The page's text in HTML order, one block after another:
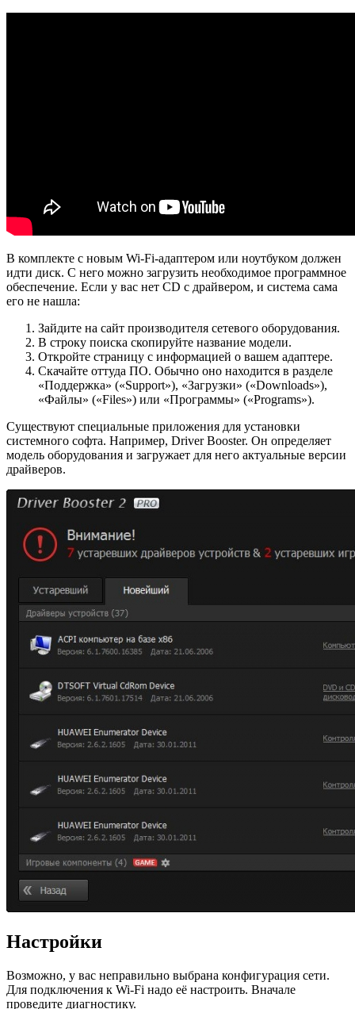
В комплекте с новым Wi-Fi-адаптером или ноутбуком должен
идти диск. С него можно загрузить необходимое программное
обеспечение. Если у вас нет CD с драйвером, и система сама
его не нашла:
Зайдите на сайт производителя сетевого оборудования.
В строку поиска скопируйте название модели.
Откройте страницу с информацией о вашем адаптере.
Скачайте оттуда ПО. Обычно оно находится в разделе
«Поддержка» («Support»), «Загрузки» («Downloads»),
«Файлы» («Files») или «Программы» («Programs»).
Существуют специальные приложения для установки
системного софта. Например, Driver Booster. Он определяет
модель оборудования и загружает для него актуальные версии
драйверов.
Настройки
Возможно, у вас неправильно выбрана конфигурация сети.
Для подключения к Wi-Fi надо её настроить. Вначале
проведите диагностику.